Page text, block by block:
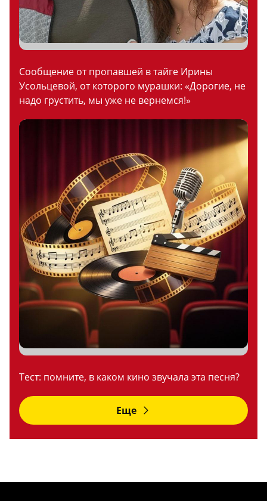
Сообщение от пропавшей в тайге Ирины
Усольцевой, от которого мурашки: «Дорогие, не
надо грустить, мы уже не вернемся!»
Тест: помните, в каком кино звучала эта песня?
Еще